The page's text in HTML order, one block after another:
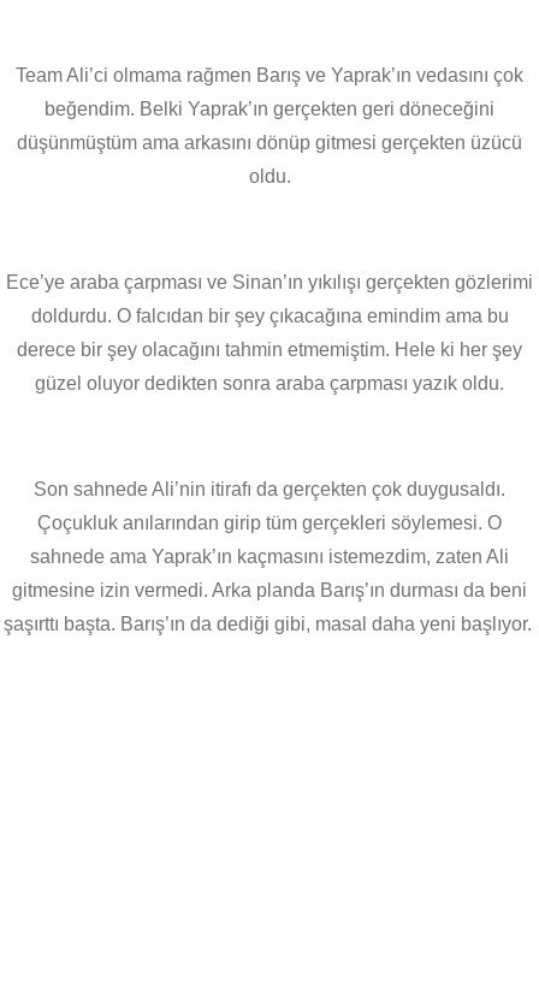
Team Ali’ci olmama rağmen Barış ve Yaprak’ın vedasını çok
beğendim. Belki Yaprak’ın gerçekten geri döneceğini
düşünmüştüm ama arkasını dönüp gitmesi gerçekten üzücü
oldu.
Ece’ye araba çarpması ve Sinan’ın yıkılışı gerçekten gözlerimi
doldurdu. O falcıdan bir şey çıkacağına emindim ama bu
derece bir şey olacağını tahmin etmemiştim. Hele ki her şey
güzel oluyor dedikten sonra araba çarpması yazık oldu.
Son sahnede Ali’nin itirafı da gerçekten çok duygusaldı.
Çoçukluk anılarından girip tüm gerçekleri söylemesi. O
sahnede ama Yaprak’ın kaçmasını istemezdim, zaten Ali
gitmesine izin vermedi. Arka planda Barış’ın durması da beni
şaşırttı başta. Barış’ın da dediği gibi, masal daha yeni başlıyor.